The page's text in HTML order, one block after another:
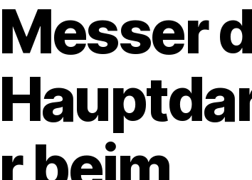
Messer